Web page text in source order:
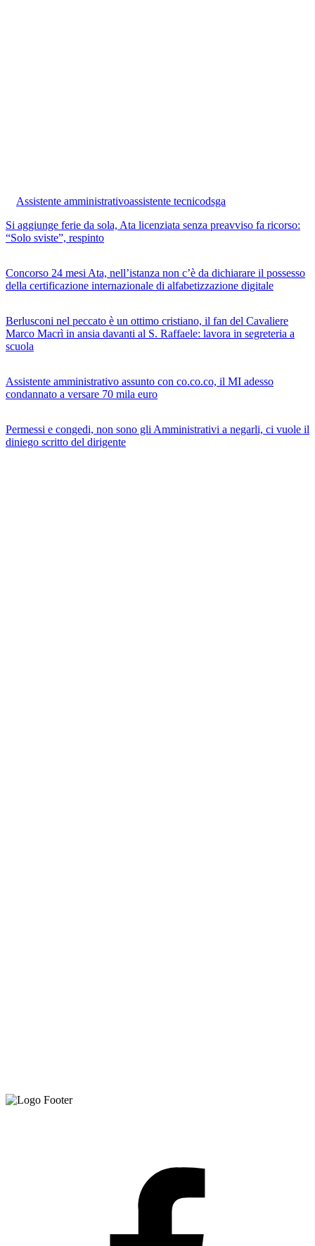
Assistente amministrativoassistente tecnicodsga
Si aggiunge ferie da sola, Ata licenziata senza preavviso fa ricorso:
“Solo sviste”, respinto
Concorso 24 mesi Ata, nell’istanza non c’è da dichiarare il possesso
della certificazione internazionale di alfabetizzazione digitale
Berlusconi nel peccato è un ottimo cristiano, il fan del Cavaliere
Marco Macrì in ansia davanti al S. Raffaele: lavora in segreteria a
scuola
Assistente amministrativo assunto con co.co.co, il MI adesso
condannato a versare 70 mila euro
Permessi e congedi, non sono gli Amministrativi a negarli, ci vuole il
diniego scritto del dirigente